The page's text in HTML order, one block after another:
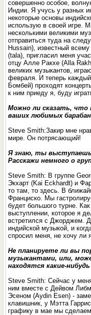
совершенно особое,
Индии. Я учусь у разных
некоторые основы
использую в своей игре.
несколькими великими
отправиться туда на
Hussain), известный
(tala), пригласил меня
отцу Алле Ракхе (Alla
великих музыкантов,
февраля. И теперь
Бомбей) проходят
к ним приеду я, буду
Можно ли сказать, что
ваших любимых
Steve Smith:Закир мне
мире. Он потрясающий!
Я знаю, ты выступаешь
Расскажи немного о
Steve Smith: В группе
Экхарт (Kai Eckhardt) и
то там, то здесь. В
Франциско. Мы
будет большого турне.
выступлении, которое я
встретился с Джорджем.
индийской музыкой, и
спросил меня, не хочу ли
Не планируете ли вы
музыкантами, или,
находятся какие-
Steve Smith: Сейчас у
ним вместе с Дейвом
Эсеном (Aydin Esen) -
клавишник, у Мэтта
графику в мае мы